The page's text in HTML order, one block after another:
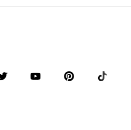
Palaidinės ir tunikos
Premium